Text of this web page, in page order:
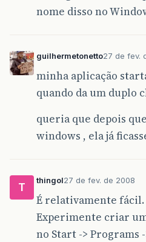
nome disso no
guilhermetonetto27 de fev.
minha aplicação
quando da um duplo
queria que depois
windows , ela já
T
thingol27 de fev. de 2008
É relativamente fácil.
Experimente criar
no Start -> Programs